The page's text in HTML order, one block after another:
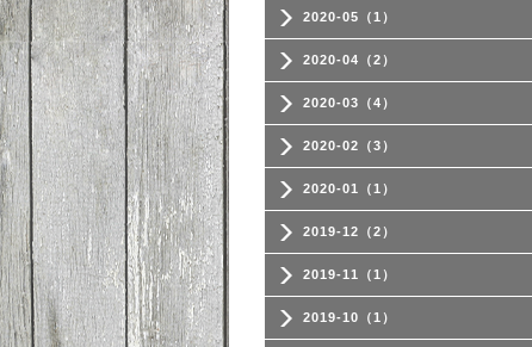
2020-05（1）
2020-04（2）
2020-03（4）
2020-02（3）
2020-01（1）
2019-12（2）
2019-11（1）
2019-10（1）